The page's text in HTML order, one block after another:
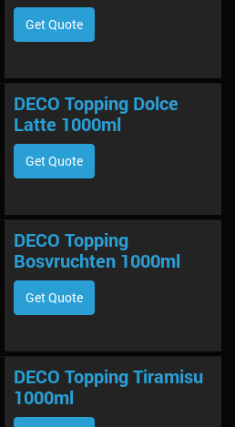
Get Quote
DECO Topping Dolce
Latte 1000ml
Get Quote
DECO Topping
Bosvruchten 1000ml
Get Quote
DECO Topping Tiramisu
1000ml